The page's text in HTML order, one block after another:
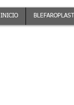
INICIO